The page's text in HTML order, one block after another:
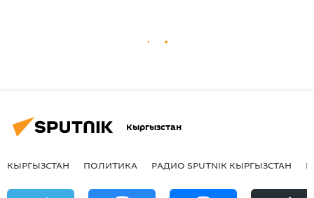
Кыргызстан
КЫРГЫЗСТАН ПОЛИТИКА РАДИО SPUTNIK КЫРГЫЗСТАН